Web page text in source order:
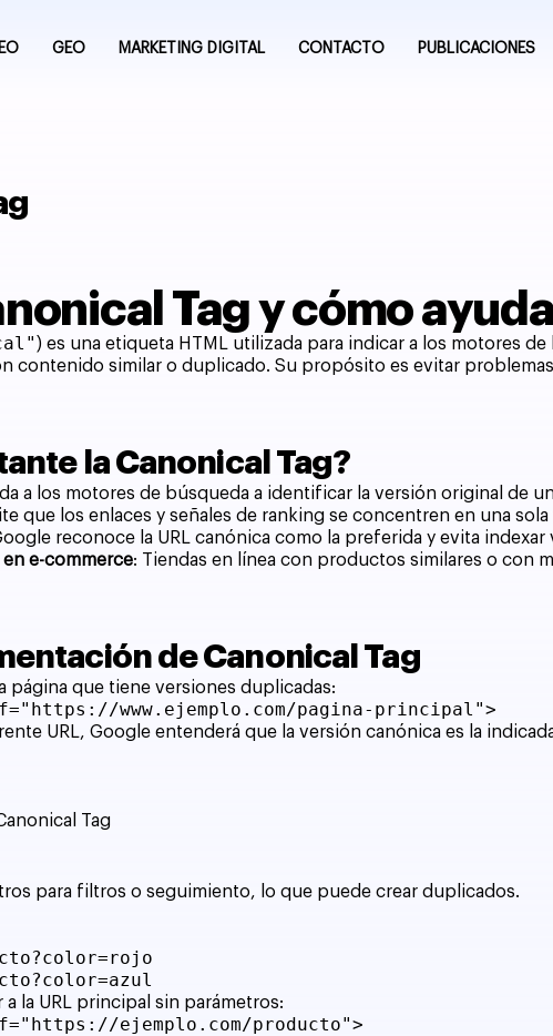
GEO MARKETING DIGITAL CONTACTO PUBLICACIONES
Tag y cómo
) es una etiqueta HTML utilizada para indicar a los motores
contenido similar o duplicado. Su propósito es evitar
la Canonical Tag?
a los motores de búsqueda a identificar la versión original de
que los enlaces y señales de ranking se concentren en una
reconoce la URL canónica como la preferida y evita
e-commerce: Tiendas en línea con productos similares o con
de Canonical Tag
página que tiene versiones duplicadas:
www.ejemplo.com/pagina-principal">
URL, Google entenderá que la versión canónica es la
Tag
para filtros o seguimiento, lo que puede crear duplicados.
la URL principal sin parámetros:
ejemplo.com/producto">